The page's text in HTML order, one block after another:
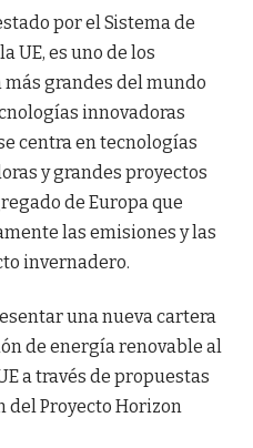
por el Sistema de
UE, es uno de los
grandes del mundo
innovadoras
centra en tecnologías
y grandes proyectos
de Europa que
las emisiones y las
invernadero.
una nueva cartera
de energía renovable al
a través de propuestas
del Proyecto Horizon